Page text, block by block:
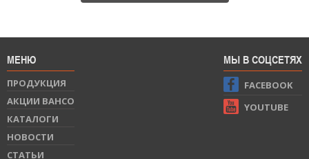
МЕНЮ
ПРОДУКЦИЯ
АКЦИИ BAHCO
КАТАЛОГИ
НОВОСТИ
СТАТЬИ
МЫ В СОЦСЕТЯХ
FACEBOOK
YOUTUBE